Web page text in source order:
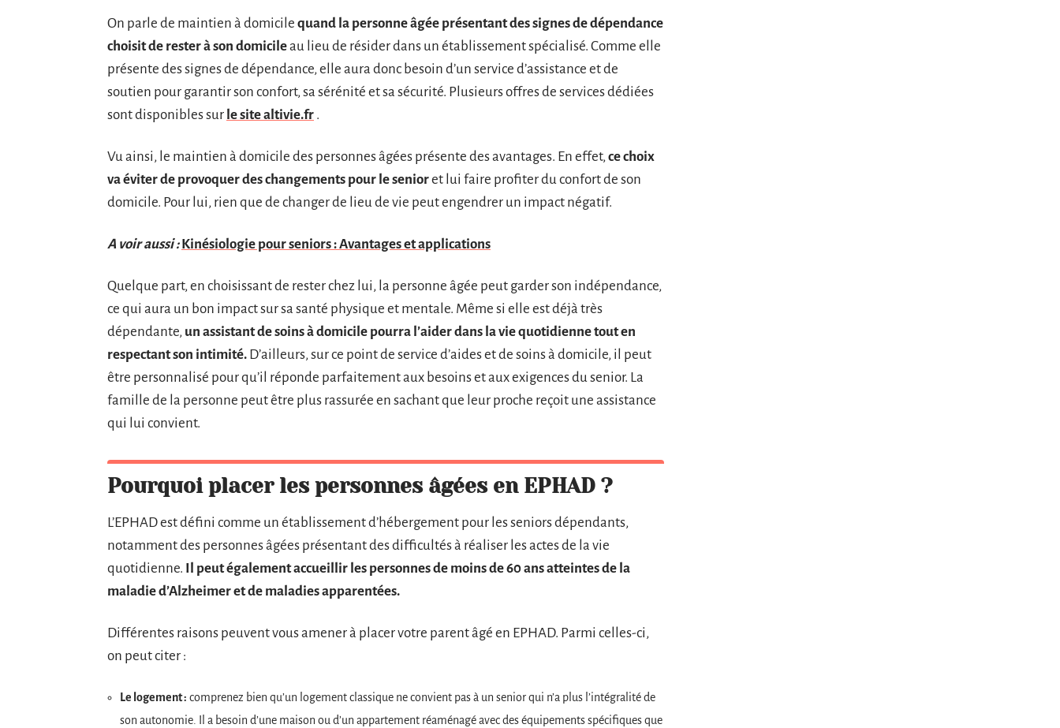
On parle de maintien à domicile quand la personne âgée présentant des signes de dépendance
choisit de rester à son domicileau lieu de résider dans un établissement spécialisé. Comme elle
présente des signes de dépendance, elle aura donc besoin d’un service d’assistance et de
soutien pour garantir son confort, sa sérénité et sa sécurité. Plusieurs offres de services dédiées
sont disponibles sur le site altivie.fr .
Vu ainsi, le maintien à domicile des personnes âgées présente des avantages. En effet,ce choix
va éviter de provoquer des changements pour le senioret lui faire profiter du confort de son
domicile. Pour lui, rien que de changer de lieu de vie peut engendrer un impact négatif.
A voir aussi : Kinésiologie pour seniors : Avantages et applications
Quelque part, en choisissant de rester chez lui, la personne âgée peut garder son indépendance,
ce qui aura un bon impact sur sa santé physique et mentale. Même si elle est déjà très
dépendante, un assistant de soins à domicile pourra l’aider dans la vie quotidienne tout en
respectant son intimité. D’ailleurs, sur ce point de service d’aides et de soins à domicile, il peut
être personnalisé pour qu’il réponde parfaitement aux besoins et aux exigences du senior. La
famille de la personne peut être plus rassurée en sachant que leur proche reçoit une assistance
qui lui convient.
Pourquoi placer les personnes âgées en EPHAD ?
L’EPHAD est défini comme un établissement d’hébergement pour les seniors dépendants,
notamment des personnes âgées présentant des difficultés à réaliser les actes de la vie
quotidienne. Il peut également accueillir les personnes de moins de 60 ans atteintes de la
maladie d’Alzheimer et de maladies apparentées.
Différentes raisons peuvent vous amener à placer votre parent âgé en EPHAD. Parmi celles-ci,
on peut citer :
Le logement : comprenez bien qu’un logement classique ne convient pas à un senior qui n’a plus l’intégralité de
son autonomie. Il a besoin d’une maison ou d’un appartement réaménagé avec des équipements spécifiques que